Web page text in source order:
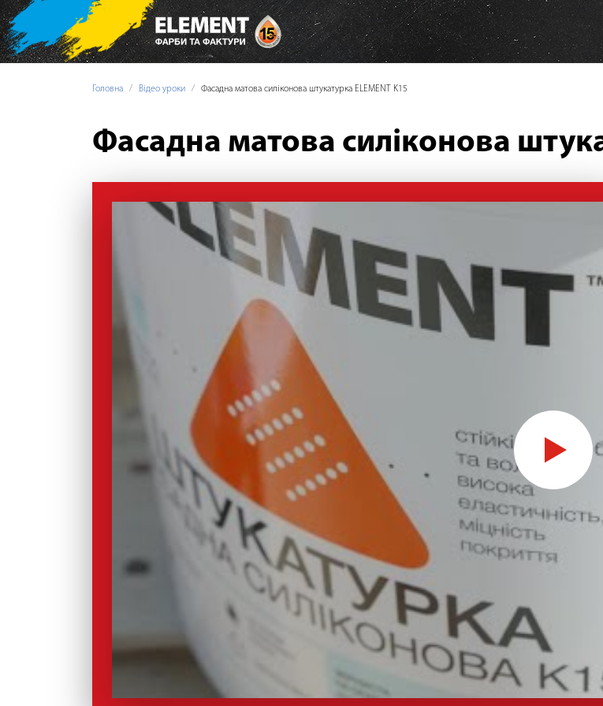
Головна Відео уроки Фасадна матова силіконова штукатурка ELEMENT K15
Фасадна матова силіконова